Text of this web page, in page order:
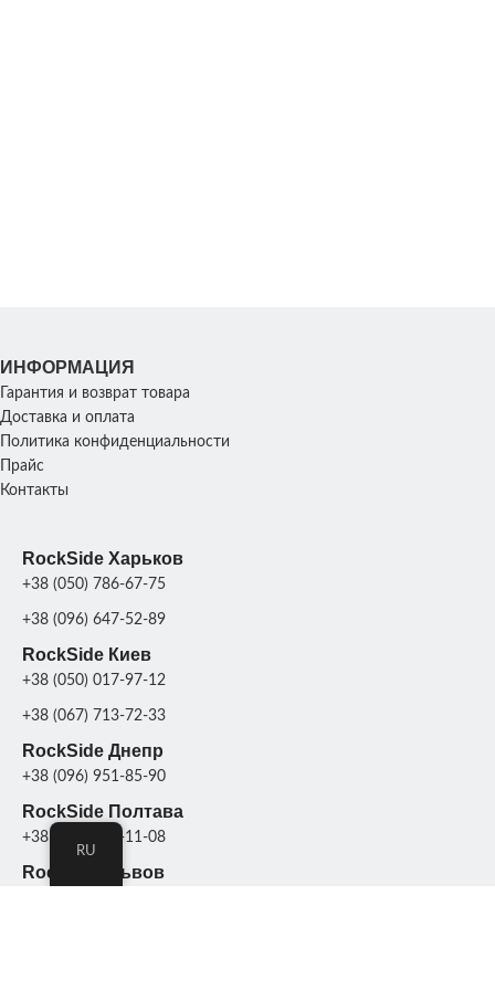
ИНФОРМАЦИЯ
Гарантия и возврат товара
Доставка и оплата
Политика конфиденциальности
Прайс
Контакты
RockSide Харьков
+38 (050) 786-67-75
+38 (096) 647-52-89
RockSide Киев
+38 (050) 017-97-12
+38 (067) 713-72-33
RockSide Днепр
+38 (096) 951-85-90
RockSide Полтава
+38 (099) 130-11-08
RockSide Львов
RU